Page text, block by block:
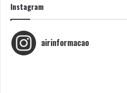
Instagram
airinformacao